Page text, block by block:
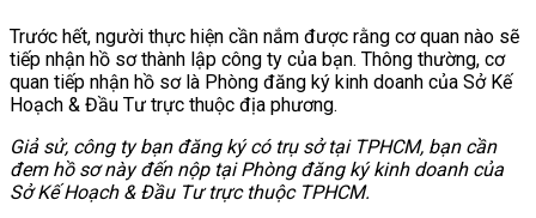
Trước hết, người thực hiện cần nắm được rằng cơ quan nào sẽ
tiếp nhận hồ sơ thành lập công ty của bạn. Thông thường, cơ
quan tiếp nhận hồ sơ là Phòng đăng ký kinh doanh của Sở Kế
Hoạch & Đầu Tư trực thuộc địa phương.
Giả sử, công ty bạn đăng ký có trụ sở tại TPHCM, bạn cần
đem hồ sơ này đến nộp tại Phòng đăng ký kinh doanh của
Sở Kế Hoạch & Đầu Tư trực thuộc TPHCM.